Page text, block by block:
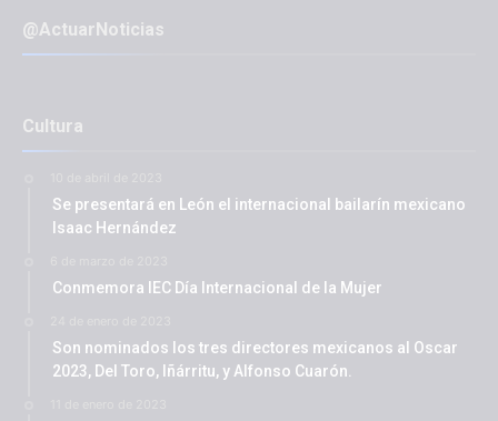
@ActuarNoticias
Cultura
Se presentará en León el internacional bailarín mexicano
Isaac Hernández
Conmemora IEC Día Internacional de la Mujer
Son nominados los tres directores mexicanos al Oscar
2023, Del Toro, Iñárritu, y Alfonso Cuarón.